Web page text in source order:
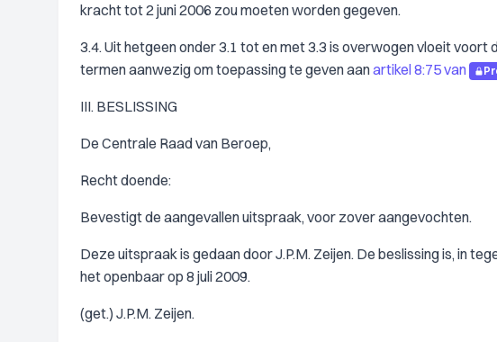
kracht tot 2 juni 2006 zou moeten worden gegeven.
3.4. Uit hetgeen onder 3.1 tot en met 3.3 is overwogen vloeit
termen aanwezig om toepassing te geven aanartikel 8:75 van
III. BESLISSING
De Centrale Raad van Beroep,
Recht doende:
Bevestigt de aangevallen uitspraak, voor zover aangevochten.
Deze uitspraak is gedaan door J.P.M. Zeijen. De beslissing is, in
het openbaar op 8 juli 2009.
(get.) J.P.M. Zeijen.